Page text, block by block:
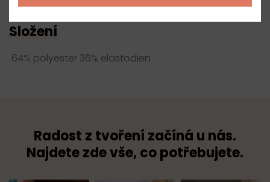
Složení
64% polyester 36% elastodien
Radost z tvoření začíná u nás.
Najdete zde vše, co potřebujete.